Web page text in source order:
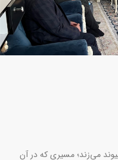
می‌زند؛ مسیری که در آن